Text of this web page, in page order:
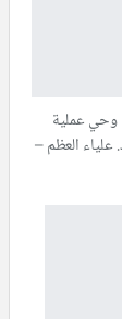
وحي عملية
العظم –